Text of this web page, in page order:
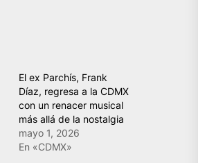
El ex Parchís, Frank
Díaz, regresa a la CDMX
con un renacer musical
más allá de la nostalgia
mayo 1, 2026
En «CDMX»